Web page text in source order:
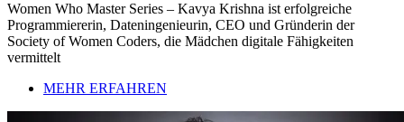
Women Who Master Series – Kavya Krishna ist erfolgreiche
Programmiererin, Dateningenieurin, CEO und Gründerin der
Society of Women Coders, die Mädchen digitale Fähigkeiten
vermittelt
MEHR ERFAHREN